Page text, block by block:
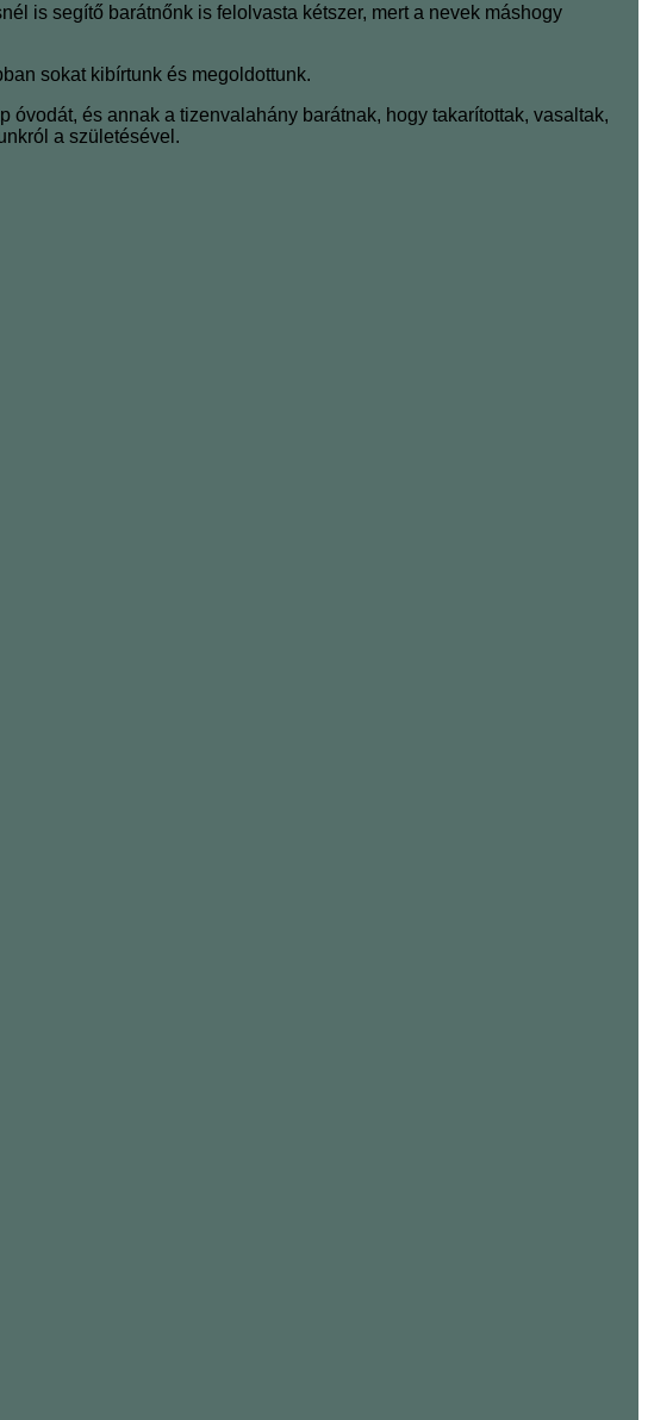
is segítő barátnőnk is felolvasta kétszer, mert a nevek máshogy
sokat kibírtunk és megoldottunk.
és annak a tizenvalahány barátnak, hogy takarítottak, vasaltak,
a születésével.